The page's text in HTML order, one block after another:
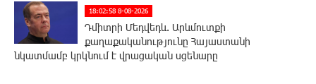
18:02:58 8-08-2026
Դմիտրի Մեդվեդև. Արևմուտքի
քաղաքականությունը Հայաստանի
նկատմամբ կրկնում է վրացական սցենարը